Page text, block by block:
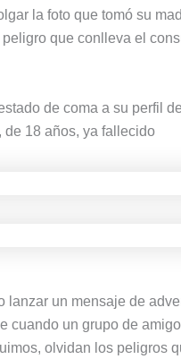
la foto que tomó su
que conlleva el
de coma a su perfil
de 18 años, ya fallecido
un mensaje de
cuando un grupo de
olvidan los peligros